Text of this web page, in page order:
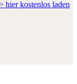
hier kostenlos laden